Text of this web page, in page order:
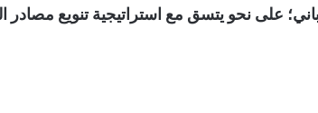
بقيمة ٧٥ مليار ين ياباني؛ على نحو يتسق مع استراتيجية تنويع